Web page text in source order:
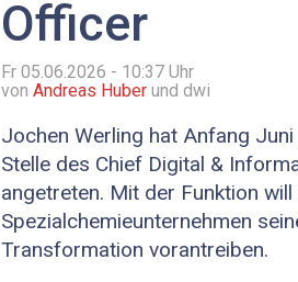
Officer
Fr 05.06.2026 - 10:37 Uhr
von Andreas Huber und dwi
Jochen Werling hat Anfang
Stelle des Chief Digital &
angetreten. Mit der Funktion will
Spezialchemieunternehmen
Transformation vorantreiben.